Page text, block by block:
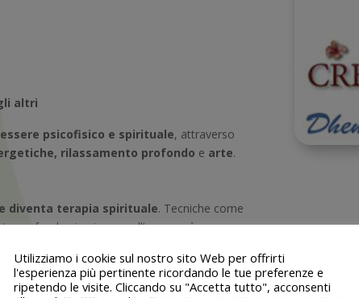
altri
psicofisico e spirituale, attraverso
rilassamento profondo e arte.
diventa terapia spirituale. Tecniche come
profondo si uniscono all’espressione
Utilizziamo i cookie sul nostro sito Web per offrirti
l'esperienza più pertinente ricordando le tue preferenze e
ripetendo le visite. Cliccando su "Accetta tutto", acconsenti